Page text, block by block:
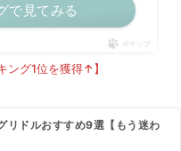
で見てみる
ポチップ
ング1位を獲得↑】
リドルおすすめ9選【もう迷わ